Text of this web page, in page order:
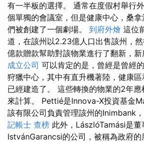
有一半板的選擇。 通常在度假村舉行
個單獨的會議室，但是健康中心，桑
們被創建了一個劇場。 到府外燴 這位
道，在該州以2.23億人口出售該州，
億款贈款幫助對該物業進行了翻新，新
成立公司 可以肯定的是，曾經是曾經
狩獵中心，其中有直升機著陸，健康
已經建造了。 這些轉換的物業的2年
來計算。 Pettié是Innova-X投資基金
該有限公司負責管理該州的Inimbank，
記帳士 查榜 此外，LászlóTamási是
IstvánGarancsi的公司，被稱為政府的